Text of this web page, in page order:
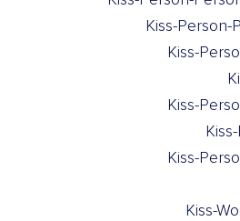
Kiss-Person-
Kiss-
Kiss-
Kiss-
Kiss-